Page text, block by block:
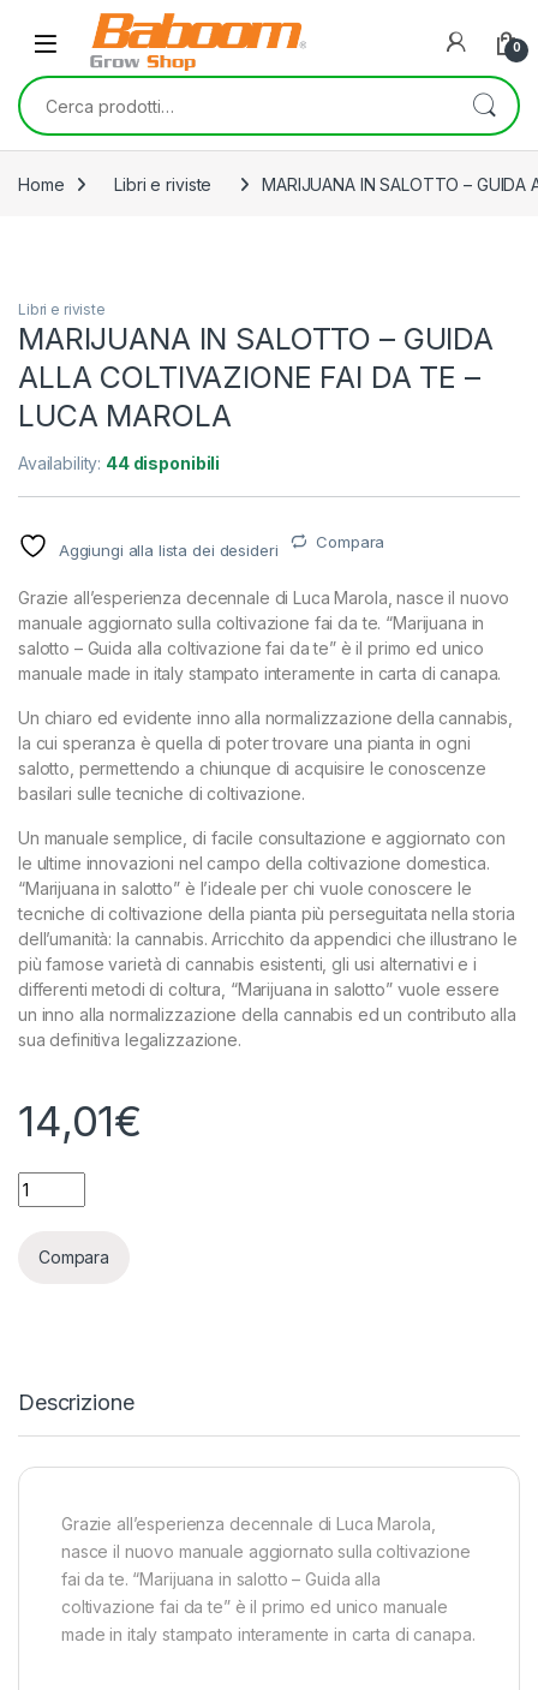
Skip to navigation
Skip to content
0
Cerca:
Home Libri e riviste MARIJUANA IN SALOTTO – GUIDA
Libri e riviste
MARIJUANA IN SALOTTO – GUIDA
ALLA COLTIVAZIONE FAI DA TE –
LUCA MAROLA
Availability: 44 disponibili
Aggiungi alla lista dei desideri Compara
Grazie all’esperienza decennale di Luca Marola, nasce il nuovo
manuale aggiornato sulla coltivazione fai da te. “Marijuana in
salotto – Guida alla coltivazione fai da te” è il primo ed unico
manuale made in italy stampato interamente in carta di canapa.
Un chiaro ed evidente inno alla normalizzazione della cannabis,
la cui speranza è quella di poter trovare una pianta in ogni
salotto, permettendo a chiunque di acquisire le conoscenze
basilari sulle tecniche di coltivazione.
Un manuale semplice, di facile consultazione e aggiornato con
le ultime innovazioni nel campo della coltivazione domestica.
“Marijuana in salotto” è l’ideale per chi vuole conoscere le
tecniche di coltivazione della pianta più perseguitata nella storia
dell’umanità: la cannabis. Arricchito da appendici che illustrano le
più famose varietà di cannabis esistenti, gli usi alternativi e i
differenti metodi di coltura, “Marijuana in salotto” vuole essere
un inno alla normalizzazione della cannabis ed un contributo alla
sua definitiva legalizzazione.
14,01€
MARIJUANA IN SALOTTO - GUIDA ALLA COLTIVAZIONE FAI
Compara
Descrizione
Grazie all’esperienza decennale di Luca Marola,
nasce il nuovo manuale aggiornato sulla coltivazione
fai da te. “Marijuana in salotto – Guida alla
coltivazione fai da te” è il primo ed unico manuale
made in italy stampato interamente in carta di canapa.